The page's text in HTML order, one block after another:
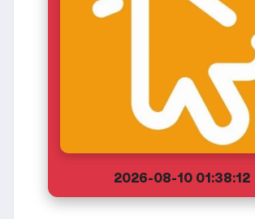
2026-08-10 01:38:12